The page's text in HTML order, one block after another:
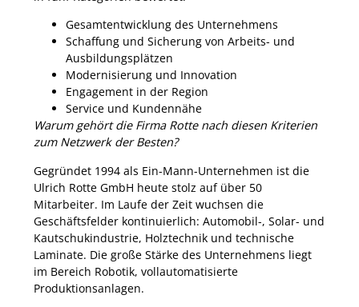
Gesamtentwicklung des Unternehmens
Schaffung und Sicherung von Arbeits- und
Ausbildungsplätzen
Modernisierung und Innovation
Engagement in der Region
Service und Kundennähe
Warum gehört die Firma Rotte nach diesen Kriterien
zum Netzwerk der Besten?
Gegründet 1994 als Ein-Mann-Unternehmen ist die
Ulrich Rotte GmbH heute stolz auf über 50
Mitarbeiter. Im Laufe der Zeit wuchsen die
Geschäftsfelder kontinuierlich: Automobil-, Solar- und
Kautschukindustrie, Holztechnik und technische
Laminate. Die große Stärke des Unternehmens liegt
im Bereich Robotik, vollautomatisierte
Produktionsanlagen.